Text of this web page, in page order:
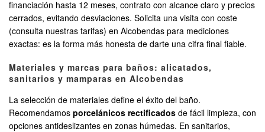
financiación hasta 12 meses, contrato con alcance claro y precios
cerrados, evitando desviaciones. Solicita una visita con coste
(consulta nuestras tarifas) en Alcobendas para mediciones
exactas: es la forma más honesta de darte una cifra final fiable.
Materiales y marcas para baños: alicatados,
sanitarios y mamparas en Alcobendas
La selección de materiales define el éxito del baño.
Recomendamos porcelánicos rectificados de fácil limpieza, con
opciones antideslizantes en zonas húmedas. En sanitarios,